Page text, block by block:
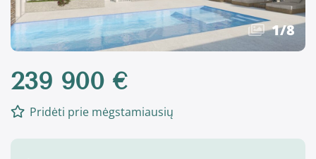
1/8
239 900 €
Pridėti prie mėgstamiausių